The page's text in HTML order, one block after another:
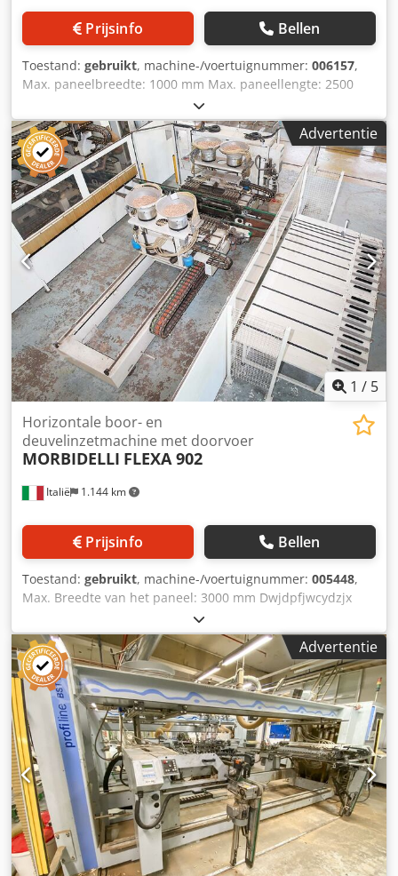
Prijsinfo Bellen
Toestand: gebruikt, machine-/voertuignummer: 006157,
Max. paneelbreedte: 1000 mm Max. paneellengte: 2500
mm Aantal aggregaten: 5 Aantal aggregaten: 1
Positionering via NC-besturing: ja Dedpjy Nkyaefx Aftjwa
Zijdelingse horizontale groepen: ja
Advertentie
1 / 5
Italië 1.144 km
Horizontale boor- en
deuvelinzetmachine met doorvoer
MORBIDELLI FLEXA 902
Prijsinfo Bellen
Toestand: gebruikt, machine-/voertuignummer: 005448,
Max. Breedte van het paneel: 3000 mm Dwjdpfjwcydzjx
Aftea Max. Lengte van het paneel: 1350 mm Aantal
injectoren: 24
Advertentie